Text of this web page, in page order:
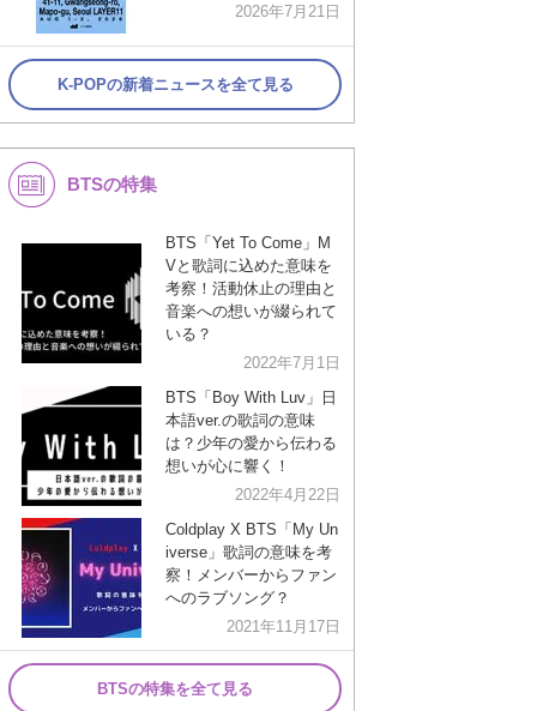
2026年7月21日
K-POPの新着ニュースを全て見る
BTSの特集
BTS「Yet To Come」M
Vと歌詞に込めた意味を
考察！活動休止の理由と
音楽への想いが綴られて
いる？
2022年7月1日
BTS「Boy With Luv」日
本語ver.の歌詞の意味
は？少年の愛から伝わる
想いが心に響く！
2022年4月22日
Coldplay X BTS「My Un
iverse」歌詞の意味を考
察！メンバーからファン
へのラブソング？
2021年11月17日
BTSの特集を全て見る